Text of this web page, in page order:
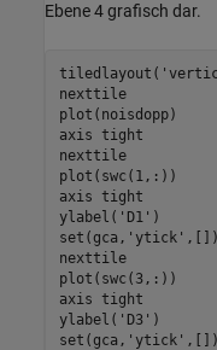
Ebene 4 grafisch dar.
tiledlayout(
nexttile
plot(noisdopp)
axis tight
nexttile
plot(swc(1,:))
axis tight
ylabel( 'D1' )
set(gca, 'ytick' ,[])
nexttile
plot(swc(3,:))
axis tight
ylabel( 'D3' )
set(gca, 'ytick' ,[])